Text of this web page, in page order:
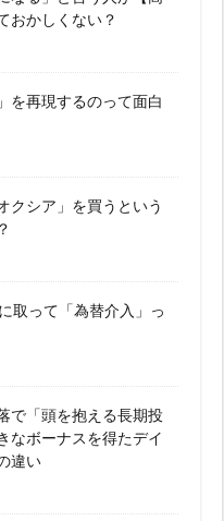
おかしくない？
を再現するのって面白
クシア」を買うという
取って「為替介入」っ
で「頭を抱える長期投
なボーナスを得たデイ
違い